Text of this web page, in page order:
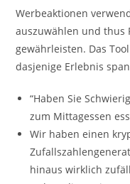
Werbeaktionen
auszuwählen und thus
gewährleisten. Das
dasjenige Erlebnis
“Haben Sie
zum Mittagessen
Wir haben einen
hinaus wirklich